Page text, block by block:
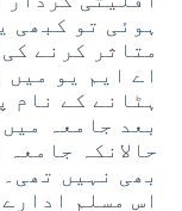
ہوئی تو کبھی
متاثر کرنے
اے ایم یو میں
ہٹانے کے نام
بعد جامعہ
حالانکہ
بھی نہیں
اس مسلم